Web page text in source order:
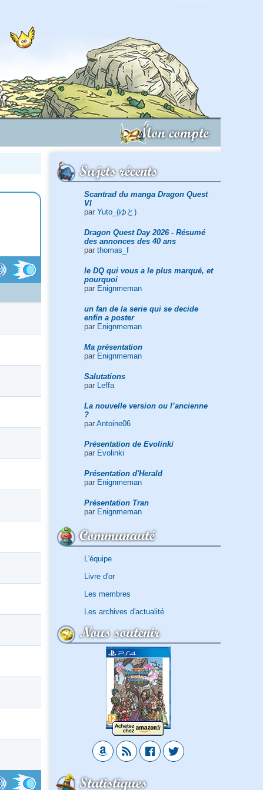
Mon compte
Sujets récents
Scantrad du manga Dragon Quest
VI
par Yuto_(ゆと)
Dragon Quest Day 2026 - Résumé
des annonces des 40 ans
par thomas_f
le DQ qui vous a le plus marqué, et
pourquoi
par Enignmeman
un fan de la serie qui se decide
enfin a poster
par Enignmeman
Ma présentation
par Enignmeman
Salutations
par
Leffa
La nouvelle version ou l’ancienne
?
par Antoine06
Présentation de Evolinki
par Evolinki
Présentation d'Herald
par Enignmeman
Présentation Tran
par Enignmeman
Communauté
L'équipe
Livre d'or
Les membres
Les archives d'actualité
Nous soutenir
Statistiques